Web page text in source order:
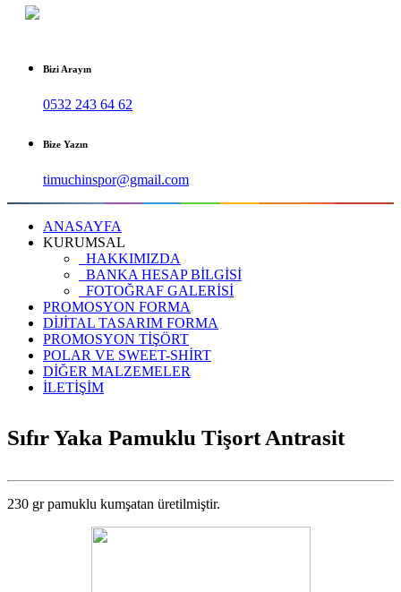
Bizi Arayın
0532 243 64 62
Bize Yazın
timuchinspor@gmail.com
ANASAYFA
KURUMSAL
HAKKIMIZDA
BANKA HESAP BİLGİSİ
FOTOĞRAF GALERİSİ
PROMOSYON FORMA
DİJİTAL TASARIM FORMA
PROMOSYON TİŞÖRT
POLAR VE SWEET-SHİRT
DİĞER MALZEMELER
İLETİŞİM
Sıfır Yaka Pamuklu Tişort Antrasit
230 gr pamuklu kumşatan üretilmiştir.